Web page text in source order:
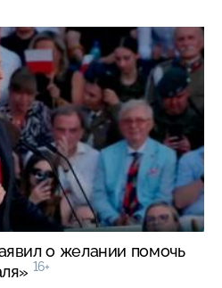
о желании помочь
16+